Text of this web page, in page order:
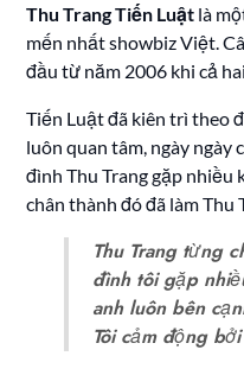
Thu Trang Tiến Luật là
mến nhất showbiz Việt.
đầu từ năm 2006 khi cả
Tiến Luật đã kiên trì theo
luôn quan tâm, ngày ngày
đình Thu Trang gặp nhiều
chân thành đó đã làm Thu
Thu Trang từng
đình tôi gặp
anh luôn bên
Tôi cảm động